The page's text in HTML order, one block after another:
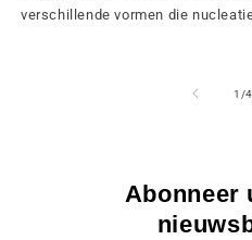
verschillende vormen die
1 /4
Abonneer